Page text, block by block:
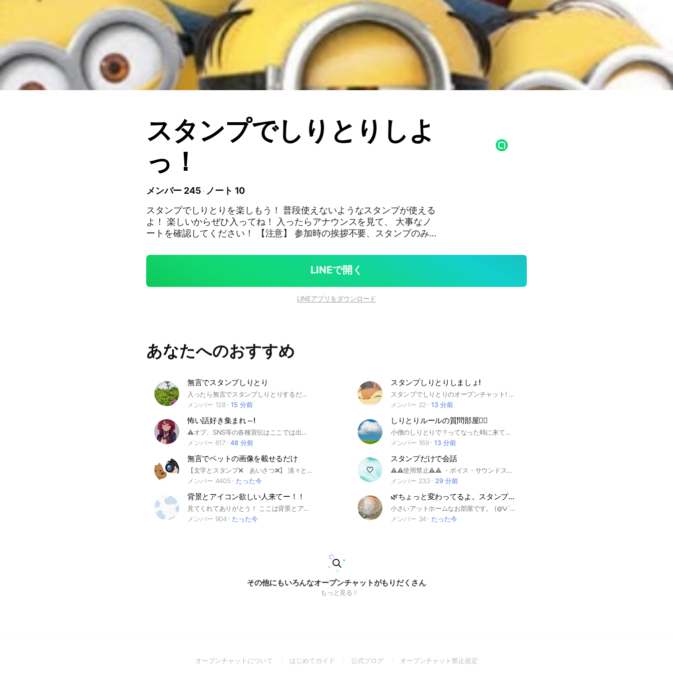
スタンプでしりとりしよ
っ！
メンバー 245
ノート 10
スタンプでしりとりを楽しもう！ 普段使えないようなスタンプが使える
よ！ 楽しいからぜひ入ってね！ 入ったらアナウンスを見て、 大事なノ
ートを確認してください！ 【注意】 参加時の挨拶不要、スタンプのみ
LINEで開く
LINEアプリをダウンロード
あなたへのおすすめ
無言でスタンプしりとり
入ったら無言でスタンプしりとりするだけのやつです 会話はノートでしてください ？等の記号で終わっているものは記号の前の言葉から続けてください トークではスタンプ以外使わないでください 『ん』で終わるのは禁止です カスタムスタンプOKです 荒らし❌ #しりとり#無言#スタンプ
メンバー 128
15 分前
スタンプしりとりしましょ!
スタンプでしりとりのオープンチャット! (始めに…新しいﾉ-ﾄ1,2を､読んでね!)
メンバー 22
13 分前
怖い話好き集まれ～!
⚠️オプ、SNS等の各種宣伝はここでは出来ません。SNS、連絡先交換の呼びかけ、チェーンメール（拡散希望系コピペ）も強制退会となります。怖い話はノートに書いてね！トークは雑談です♪ ⚠️参加したらまず、【大事なノート】を必ず確認して下さいね♪トーク量が多い為、通知対策はご自身でお願いしています♪ ⚠️大人の方は「子供も沢山いる」と言うことを忘れずに、手本となる利用の仕方になるようご配慮願います！ #怖い話 #不思議な話 #ホラー #心霊 #社会人 #学生 #雑談 #趣味 #仲間 #相談
メンバー 617
48 分前
しりとりルールの質問部屋🙋‍♂️
小僧のしりとりで？ってなった時に来てください。再入室希望の方もこちらです カイトファンクラブの事務室も兼用しているのでファンクラブに入られた方には記念バッチを贈呈します
メンバー 169
13 分前
無言でペットの画像を載せるだけ
【文字とスタンプ❌ あいさつ❌】 淡々と画像を載せるだけ ただただ可愛い生き物の画像が見たい人向け 🐹自分の飼っているペットの写真と動画だけ投稿してください🐹 なんの種類でもOK！ 動物園・水族館・野生はダメです 画像が多くてすごく重いので注意 深夜も鳴るので通知オフがおすすめ 見るだけでも大丈夫です！ 楽しくおしゃべりしたい人には向いてないです ノートに「よくある質問」をまとめてあるので、読んでみてください ※拾い画❌ ※画像の保存❌ ※スタンプ❌リアクションボタンのみOK 自分のペットでもスタンプは無しでお願いします！ （心ない人が無断転載をする可能性もあることを承知の上、投稿してください） 荒らしが出たら注意しないで、スルーしてください！ #ペット #画像 #写真 #見る専歓迎 #癒し #動物 #犬 #猫 #ハムスター #魚 #爬虫類 #鳥 #小動物
メンバー 4405
たった今
スタンプだけで会話
⚠️⚠️使用禁止⚠️⚠️ ・ボイス・サウンドスタンプ ・画像などLINEスタンプ以外の使用 ・LINE絵文字 ・文字入力 ・むやみなスタンプの連続投稿 ※参加後は必ずルール確認をお願いします スタンプだけでのコミュニケーションです😊 1.スタンプだけの会話が好きな人 2.発売したスタンプの利便性を検証したいクリエイター様 3.LINEスタンプが好きな人 #LINE #スタンプ #会話 #交流 #イラスト #デザイン #キャラクター #スタンプだけ #スタンプで会話＃有料スタンプ＃無料スタンプ＃スタンプだけ
メンバー 233
29 分前
背景とアイコン欲しい人来てー！！
見てくれてありがとう！ ここは背景とアイコンをあげるところだよ！ 探してほしい人は本オプに！ 作って欲しい人は作るとこ専用にはいってね！ ぜひ入ってね💕︎ 即抜けしたら再参加禁止だよ！！ 初期アイコンもやめてねー 体験の人のマーク…❄️🫧だよ！ 1日はせめていて欲しい！
メンバー 904
たった今
🌿ちょっと変わってるよ。スタンプ＆絵文字＆人名しりとり部屋🌿
小さいアットホームなお部屋です。 (◍’౪`◍)挨拶無しで入って来てOK！ スタンプが無くてもOK！ 有名人、著名人、ウィキペディア、Googleに記載されている方のみ。アニメキャラ、グループもOK！ 絵文字だけスタンプもOK！ ルールは、他のスタンプしりとりオプチャと変わりません。ん・つの他に少し加えて、語尾の、【る・ね・ろ】も飛ばせる ★無限スタンプ＆絵文字しりとり＆ 有名人しりとり★ 〇連打スタンプOK 〇暴言のようなスタンプOK 〇恥ずかしいスタンプOK ※不快に思う方は参加しないでね！ 家族・知人・友人には使えないスタンプをここでは沢山使いましょう！ 文字を繋げるためならwelcome #スタンプしりとり#スタンプ#絵文字#無限スタンプしりとり#人名しりとり
メンバー 34
たった今
その他にもいろんなオープンチャットがもりだくさん
もっと見る
オープンチャットについて
(Openはじめてガイド
(Open公式ブログ
(Openオープンチャット禁止規定(Open